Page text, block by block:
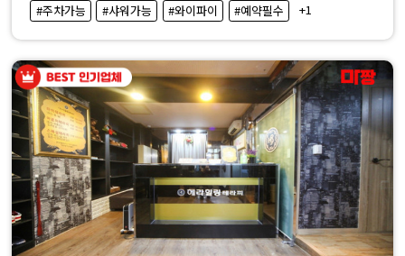
#주차가능 #샤워가능 #와이파이 #예약필수 +1